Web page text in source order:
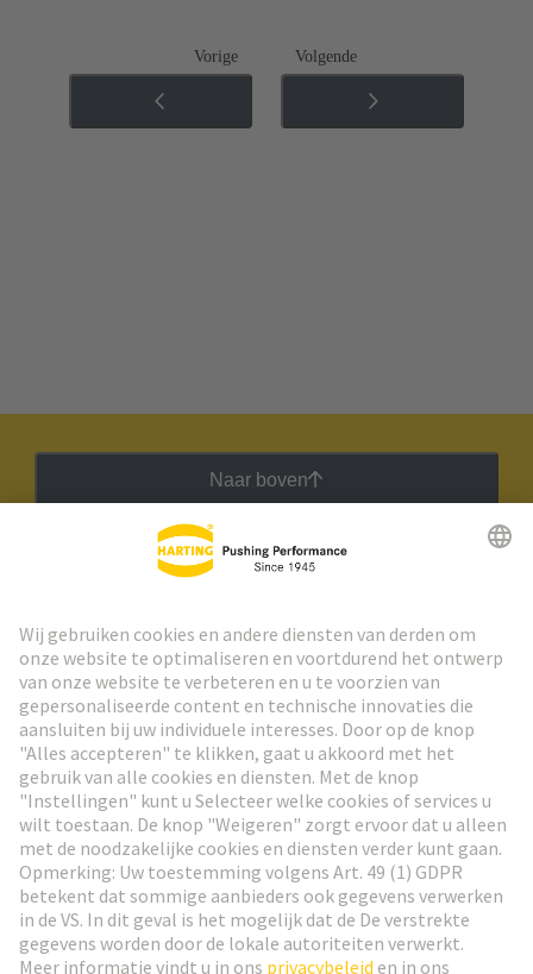
Vorige Volgende
Naar boven
Ga naar registratie
Social Media